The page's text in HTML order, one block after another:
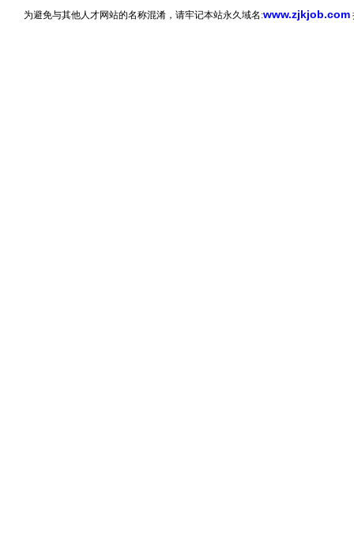
为避免与其他人才网站的名称混淆，请牢记本站永久域名:www.zjkjob.com